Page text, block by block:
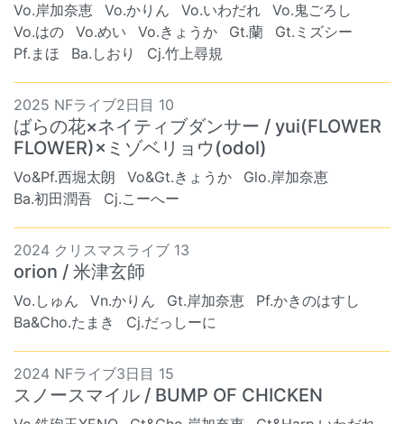
Vo.岸加奈恵
Vo.かりん Vo.いわだれ
Vo.鬼ごろし
Vo.はの
Vo.めい Vo.きょうか Gt.蘭
Gt.ミズシー
Pf.まほ
Ba.しおり Cj.竹上尋規
2025 NFライブ2日目 10
ばらの花×ネイティブダンサー / yui(FLOWER
FLOWER)×ミゾベリョウ(odol)
Vo&Pf.西堀太朗 Vo&Gt.きょうか
Glo.岸加奈恵
Ba.初田潤吾
Cj.こーへー
2024 クリスマスライブ 13
orion / 米津玄師
Vo.しゅん Vn.かりん Gt.岸加奈恵
Pf.かきのはすし
Ba&Cho.たまき
Cj.だっしーに
2024 NFライブ3日目 15
スノースマイル / BUMP OF CHICKEN